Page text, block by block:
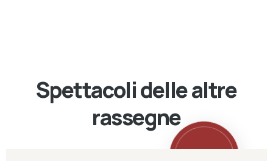
Spettacoli delle altre
rassegne